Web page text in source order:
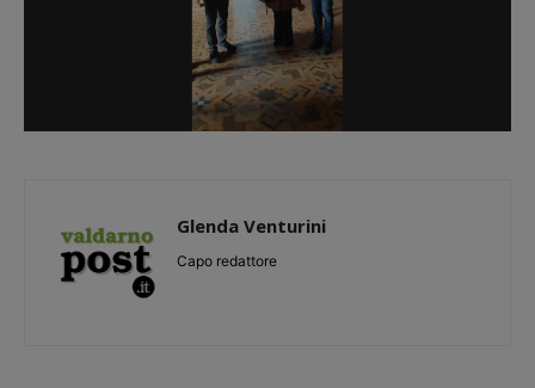
Glenda Venturini
Capo redattore